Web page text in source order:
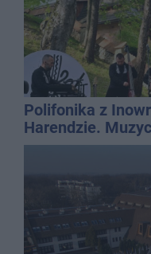
Polifonika z
Harendzie.
Kasprowicza